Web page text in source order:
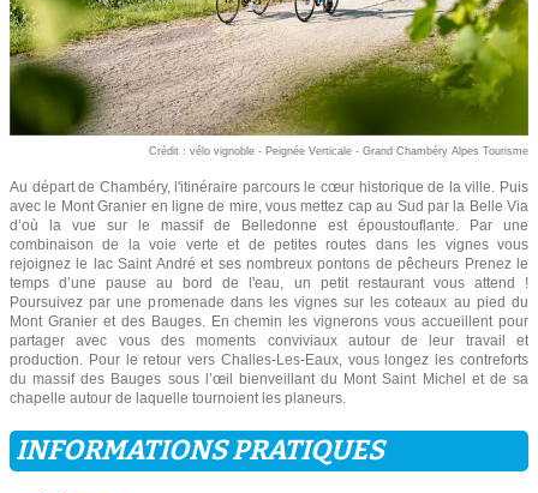
Crédit : vélo vignoble - Peignée Verticale - Grand Chambéry Alpes Tourisme
Au départ de Chambéry, l'itinéraire parcours le cœur historique de la ville. Puis
avec le Mont Granier en ligne de mire, vous mettez cap au Sud par la Belle Via
d’où la vue sur le massif de Belledonne est époustouflante. Par une
combinaison de la voie verte et de petites routes dans les vignes vous
rejoignez le lac Saint André et ses nombreux pontons de pêcheurs Prenez le
temps d’une pause au bord de l'eau, un petit restaurant vous attend !
Poursuivez par une promenade dans les vignes sur les coteaux au pied du
Mont Granier et des Bauges. En chemin les vignerons vous accueillent pour
partager avec vous des moments conviviaux autour de leur travail et
production. Pour le retour vers Challes-Les-Eaux, vous longez les contreforts
du massif des Bauges sous l’œil bienveillant du Mont Saint Michel et de sa
chapelle autour de laquelle tournoient les planeurs.
INFORMATIONS PRATIQUES